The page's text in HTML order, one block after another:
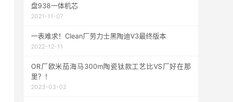
盘938一体机芯
2021-11-07
一表难求！Clean厂劳力士黑陶迪V3最终版本
2022-12-11
OR厂欧米茄海马300m陶瓷钛款工艺比VS厂好在那
里？！
2023-03-02